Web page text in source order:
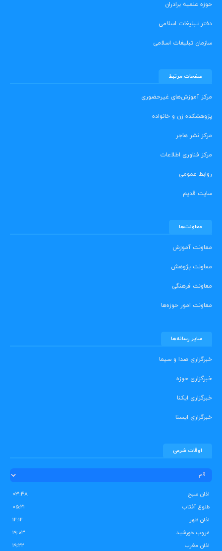
حوزه علمیه برادران
دفتر تبلیغات اسلامی
سازمان تبلیغات اسلامی
صفحات مرتبط
مرکز آموزش‌های غیرحضوری
پژوهشکده زن و خانواده
مرکز نشر هاجر
مرکز فناوری اطلاعات
روابط عمومی
سایت قدیم
معاونت‌ها
معاونت آموزش
معاونت پژوهش
معاونت فرهنگی
معاونت امور حوزه‌ها
سایر رسانه‌ها
خبرگزاری صدا و سیما
خبرگزاری حوزه
خبرگزاری ایکنا
خبرگزاری ایسنا
اوقات شرعی
اذان صبح
۰۳:۴۸
طلوع آفتاب
۰۵:۲۱
اذان ظهر
۱۲:۱۲
غروب خورشید
۱۹:۰۳
اذان مغرب
۱۹:۲۲